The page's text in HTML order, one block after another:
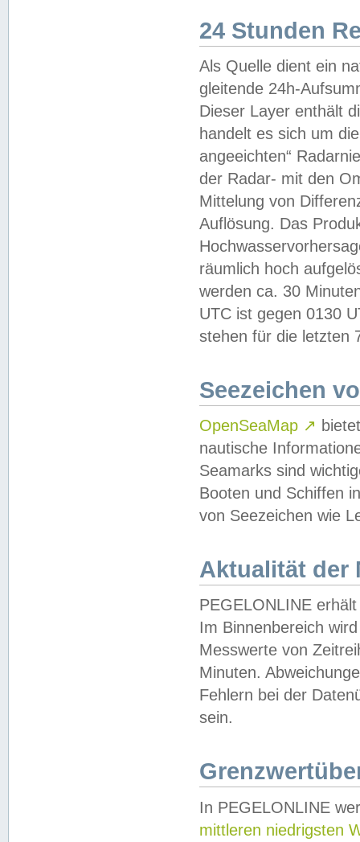
24 Stunden
Als Quelle dient ein
gleitende 24h-
Dieser Layer enthält
handelt es sich um
angeeichten“
der Radar- mit den
Mittelung von
Auflösung. Das
räumlich hoch
werden ca. 30
UTC ist gegen 0130
stehen für die letzten
Seezeichen
OpenSeaMap ↗
nautische
Seamarks sind
Booten und Schiffen
von Seezeichen wie
Aktualität der
PEGELONLINE
Im Binnenbereich
Messwerte von
Minuten.
Fehlern bei der
sein.
In PEGELONLINE
mittleren niedrigsten